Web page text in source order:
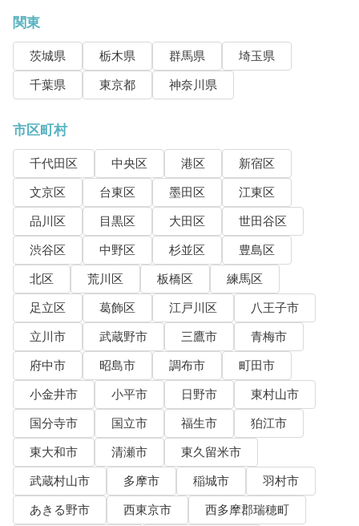
関東
茨城県 栃木県 群馬県
埼玉県
千葉県
東京都 神奈川県
市区町村
千代田区 中央区 港区
新宿区
文京区
台東区 墨田区
江東区
品川区
目黒区 大田区
世田谷区
渋谷区
中野区 杉並区
豊島区
北区
荒川区 板橋区
練馬区
足立区
葛飾区 江戸川区
八王子市
立川市
武蔵野市 三鷹市
青梅市
府中市
昭島市 調布市
町田市
小金井市
小平市 日野市
東村山市
国分寺市
国立市 福生市
狛江市
東大和市
清瀬市
東久留米市
武蔵村山市
多摩市 稲城市
羽村市
あきる野市
西東京市
西多摩郡瑞穂町